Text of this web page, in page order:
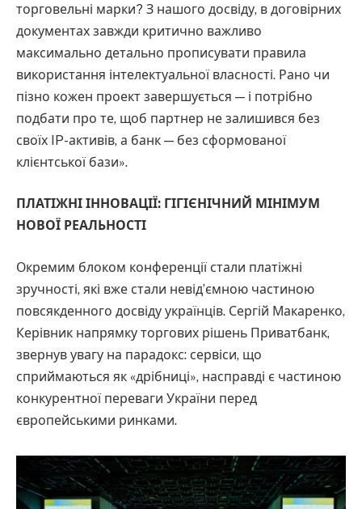
торговельні марки? З нашого досвіду, в договірних
документах завжди критично важливо
максимально детально прописувати правила
використання інтелектуальної власності. Рано чи
пізно кожен проект завершується — і потрібно
подбати про те, щоб партнер не залишився без
своїх IP-активів, а банк — без сформованої
клієнтської бази».
ПЛАТІЖНІ ІННОВАЦІЇ: ГІГІЄНІЧНИЙ МІНІМУМ
НОВОЇ РЕАЛЬНОСТІ
Окремим блоком конференції стали платіжні
зручності, які вже стали невід’ємною частиною
повсякденного досвіду українців. Сергій Макаренко,
Керівник напрямку торгових рішень Приватбанк,
звернув увагу на парадокс: сервіси, що
сприймаються як «дрібниці», насправді є частиною
конкурентної переваги України перед
європейськими ринками.